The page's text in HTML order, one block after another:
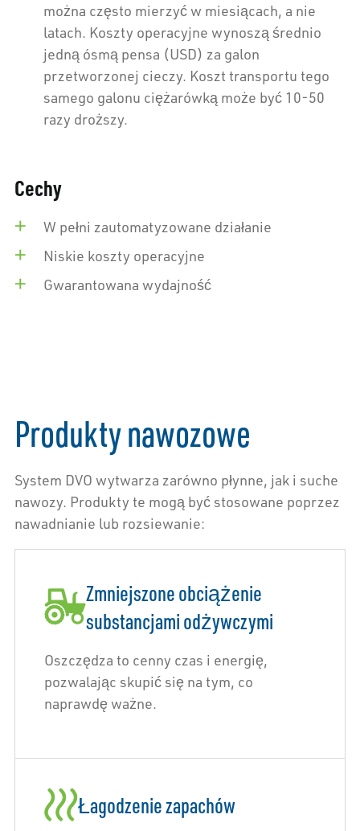
można często mierzyć w miesiącach, a nie
latach. Koszty operacyjne wynoszą średnio
jedną ósmą pensa (USD) za galon
przetworzonej cieczy. Koszt transportu tego
samego galonu ciężarówką może być 10-50
razy droższy.
Cechy
W pełni zautomatyzowane działanie
Niskie koszty operacyjne
Gwarantowana wydajność
Produkty nawozowe
System DVO wytwarza zarówno płynne, jak i suche
nawozy. Produkty te mogą być stosowane poprzez
nawadnianie lub rozsiewanie:
Zmniejszone obciążenie
substancjami odżywczymi
Oszczędza to cenny czas i energię,
pozwalając skupić się na tym, co
naprawdę ważne.
Łagodzenie zapachów